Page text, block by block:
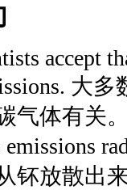
accept
大
气体有关
emissions
钚放散出